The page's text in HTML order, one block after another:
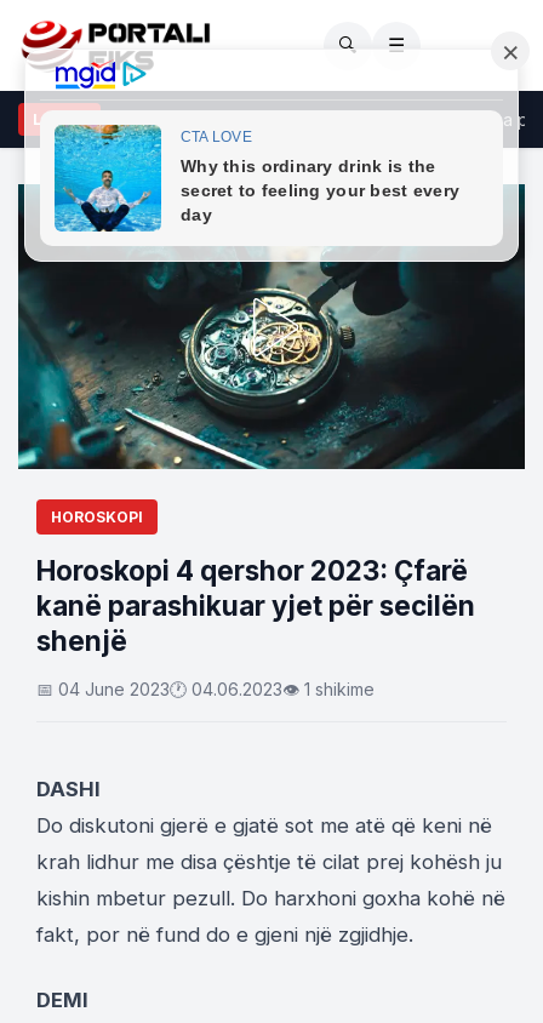
🔍 ☰
LAJME
Kosova nuk respektohet, Prishtina përgjigjet”, reagon Rama pas
HOROSKOPI
Horoskopi 4 qershor 2023: Çfarë
kanë parashikuar yjet për secilën
shenjë
📅 04 June 2023🕐 04.06.2023👁 1 shikime
DASHI
Do diskutoni gjerë e gjatë sot me atë që keni në
krah lidhur me disa çështje të cilat prej kohësh ju
kishin mbetur pezull. Do harxhoni goxha kohë në
fakt, por në fund do e gjeni një zgjidhje.
DEMI